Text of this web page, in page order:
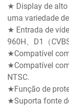
★ Display de
uma variedade
★ Entrada de
960H、D1（
★Compatível
★Compatível
NTSC.
★Função de
★Suporta fonte